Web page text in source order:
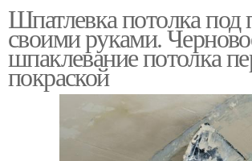
Шпатлевка потолка под
своими руками.
шпаклевание потолка
покраской